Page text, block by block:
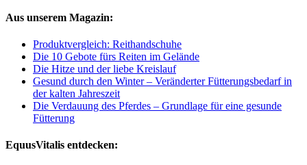
Aus unserem Magazin:
Produktvergleich: Reithandschuhe
Die 10 Gebote fürs Reiten im Gelände
Die Hitze und der liebe Kreislauf
Gesund durch den Winter – Veränderter Fütterungsbedarf in
der kalten Jahreszeit
Die Verdauung des Pferdes – Grundlage für eine gesunde
Fütterung
EquusVitalis entdecken: